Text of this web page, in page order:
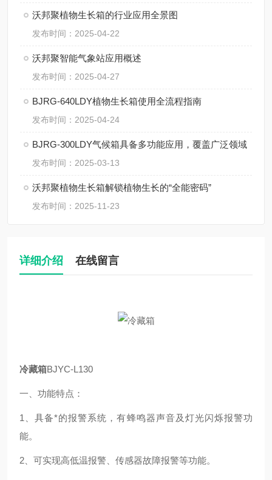
沃邦聚植物生长箱的行业应用全景图
发布时间：2025-04-22
沃邦聚智能气象站应用概述
发布时间：2025-04-27
BJRG-640LDY植物生长箱使用全流程指南
发布时间：2025-04-24
BJRG-300LDY气候箱具备多功能应用，覆盖广泛领域
发布时间：2025-03-13
沃邦聚植物生长箱解锁植物生长的“全能密码”
发布时间：2025-11-23
详细介绍 在线留言
冷藏箱BJYC-L130
一、 功能特点：
1、具备*的报警系统，有蜂鸣器声音及灯光闪烁报警功
能。
2、可实现高低温报警、传感器故障报警等功能。